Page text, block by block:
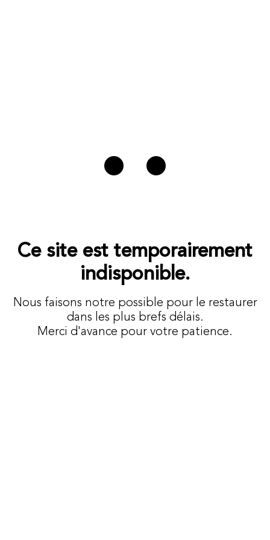
Ce site est temporairement
indisponible.
Nous faisons notre possible pour le restaurer
dans les plus brefs délais.
Merci d'avance pour votre patience.